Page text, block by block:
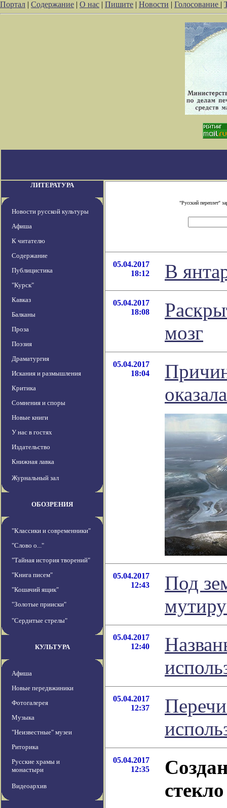
Портал | Содержание | О нас | Пишите | Новости | Голосование |
ЛИТЕРАТУРА
Новости русской культуры
Афиша
К читателю
Содержание
Публицистика
"Курск"
Кавказ
Балканы
Проза
Поэзия
Драматургия
Искания и размышления
Критика
Сомнения и споры
Новые книги
У нас в гостях
Издательство
Книжная лавка
Журнальный зал
ОБОЗРЕНИЯ
"Классики и современники"
"Слово о..."
"Тайная история творений"
"Книга писем"
"Кошачий ящик"
"Золотые прииски"
"Сердитые стрелы"
КУЛЬТУРА
Афиша
Новые передвжиники
Фотогалерея
Музыка
"Неизвестные" музеи
Риторика
Русские храмы и
монастыри
Видеоархив
"Русский переплет"
05.04.2017
18:12
В
05.04.2017
18:08
мозг
05.04.2017
18:04
05.04.2017
12:43
Под
05.04.2017
12:40
05.04.2017
12:37
05.04.2017
12:35